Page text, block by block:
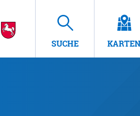
SUCHE KARTEN